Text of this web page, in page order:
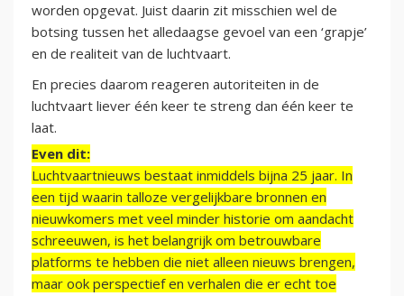
worden opgevat. Juist daarin zit misschien wel de
botsing tussen het alledaagse gevoel van een ‘grapje’
en de realiteit van de luchtvaart.
En precies daarom reageren autoriteiten in de
luchtvaart liever één keer te streng dan één keer te
laat.
Even dit:
Luchtvaartnieuws bestaat inmiddels bijna 25 jaar. In
een tijd waarin talloze vergelijkbare bronnen en
nieuwkomers met veel minder historie om aandacht
schreeuwen, is het belangrijk om betrouwbare
platforms te hebben die niet alleen nieuws brengen,
maar ook perspectief en verhalen die er echt toe